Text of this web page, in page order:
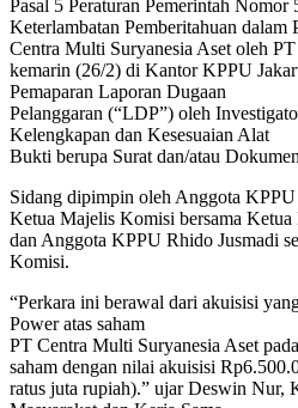
Pasal 5 Peraturan Pemerintah Nomor
Keterlambatan Pemberitahuan dalam
Centra Multi Suryanesia Aset oleh
kemarin (26/2) di Kantor KPPU
Pemaparan Laporan Dugaan
Pelanggaran (“LDP”) oleh
Kelengkapan dan Kesesuaian Alat
Bukti berupa Surat dan/atau
Sidang dipimpin oleh Anggota
Ketua Majelis Komisi bersama
dan Anggota KPPU Rhido Jusmadi
Komisi.
“Perkara ini berawal dari akuisisi
Power atas saham
PT Centra Multi Suryanesia Aset
saham dengan nilai akuisisi
ratus juta rupiah).” ujar Deswin Nur,